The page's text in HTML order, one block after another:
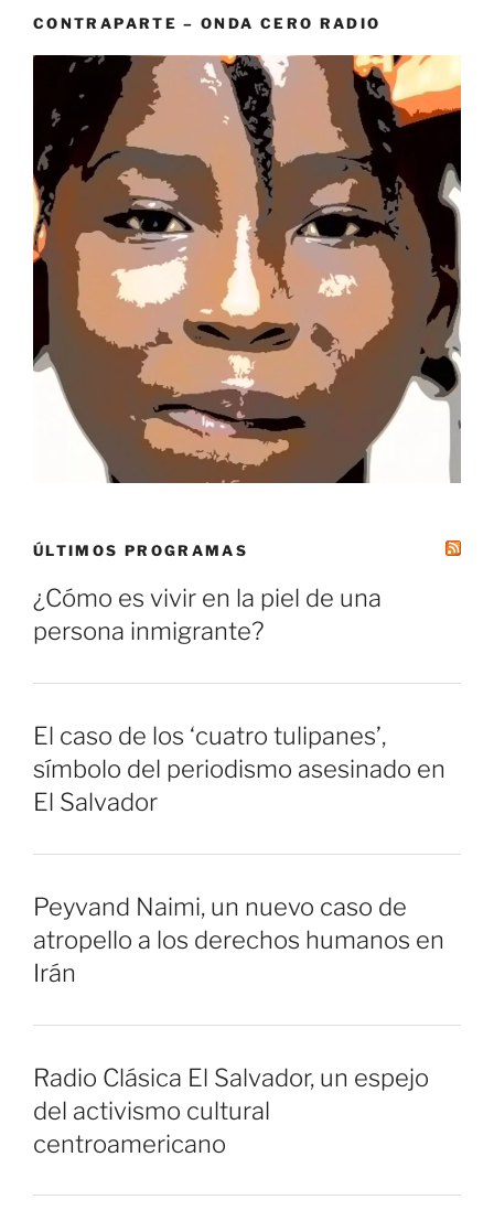
CONTRAPARTE – ONDA CERO RADIO
ÚLTIMOS PROGRAMAS
¿Cómo es vivir en la piel de una
persona inmigrante?
El caso de los ‘cuatro tulipanes’,
símbolo del periodismo asesinado en
El Salvador
Peyvand Naimi, un nuevo caso de
atropello a los derechos humanos en
Irán
Radio Clásica El Salvador, un espejo
del activismo cultural
centroamericano